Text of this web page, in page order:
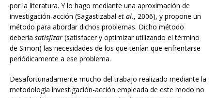
por la literatura. Y lo hago mediante una aproximación de
investigación-acción (Sagastizabal et al., 2006), y propone un
método para abordar dichos problemas. Dicho método
debería satisfizar (satisfacer y optimizar utilizando el término
de Simon) las necesidades de los que tenían que enfrentarse
periódicamente a ese problema.
Desafortunadamente mucho del trabajo realizado mediante la
metodología investigación-acción empleada de este modo no